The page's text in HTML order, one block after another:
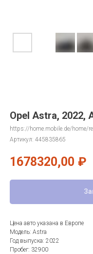
Opel Astra, 2022,
https://home.mobile.de/home/
Артикул: 445835865
1678320,00 ₽
Цена авто указана в Европе
Модель: Astra
Год выпуска: 2022
Пробег: 32900